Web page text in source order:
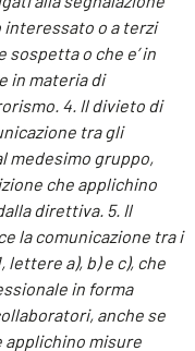
o a terzi
sospetta o che e’ in
in materia di
4. Il divieto di
tra gli
medesimo gruppo,
che applichino
direttiva. 5. Il
la comunicazione tra i
lettere a), b) e c), che
in forma
anche se
applichino misure